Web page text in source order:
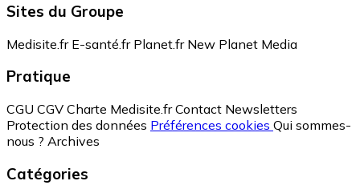
Sites du Groupe
Medisite.fr E-santé.fr Planet.fr New Planet Media
Pratique
CGU CGV Charte Medisite.fr Contact Newsletters
Protection des données Préférences cookies Qui sommes-
nous ? Archives
Catégories